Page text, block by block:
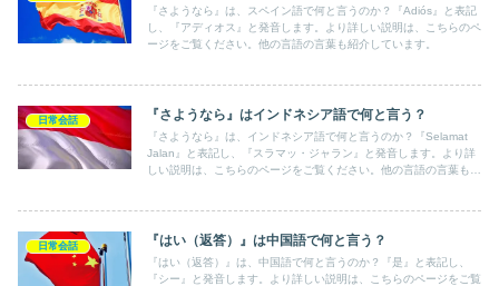
『さようなら』は、スペイン語で何と言うのか？『Adiós』と表記
し、『アディオス』と発音します。より詳しい説明は、こちらのペ
ージをご覧ください。他の言語の言葉も紹介しています。
日常会話 『さようなら』はインドネシア語で何と言う？
『さようなら』は、インドネシア語で何と言うのか？『Selamat
Jalan』と表記し、『スラマッ・ジャラン』と発音します。より詳
しい説明は、こちらのページをご覧ください。他の言語の言葉も紹
日常会話 『はい（返答）』は中国語で何と言う？
『はい（返答）』は、中国語で何と言うのか？『是』と表記し、
『シー』と発音します。より詳しい説明は、こちらのページをご覧